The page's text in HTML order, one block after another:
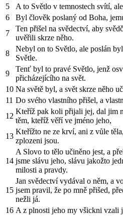
5
A to Světlo v temnostech svítí,
6
Byl člověk poslaný od Boha,
7
Ten přišel na svědectví, aby
uvěřili skrze něho.
8
Nebyl on to Světlo, ale poslán
Světle.
9
Tenť byl to pravé Světlo, jenž
přicházejícího na svět.
10 Na světě byl, a svět skrze něho
11 Do svého vlastního přišel, a
12
Kteříž pak koli přijali jej, dal jim
těm, kteříž věří ve jméno jeho,
13
Kteřížto ne ze krví, ani z vůle
zplozeni jsou.
14
A Slovo to tělo učiněno jest, a
jsme slávu jeho, slávu jakožto
milosti a pravdy.
15
Jan svědectví vydával o něm, a
jsem pravil, že po mně přišed,
nežli já.
16 A z plnosti jeho my všickni vzali